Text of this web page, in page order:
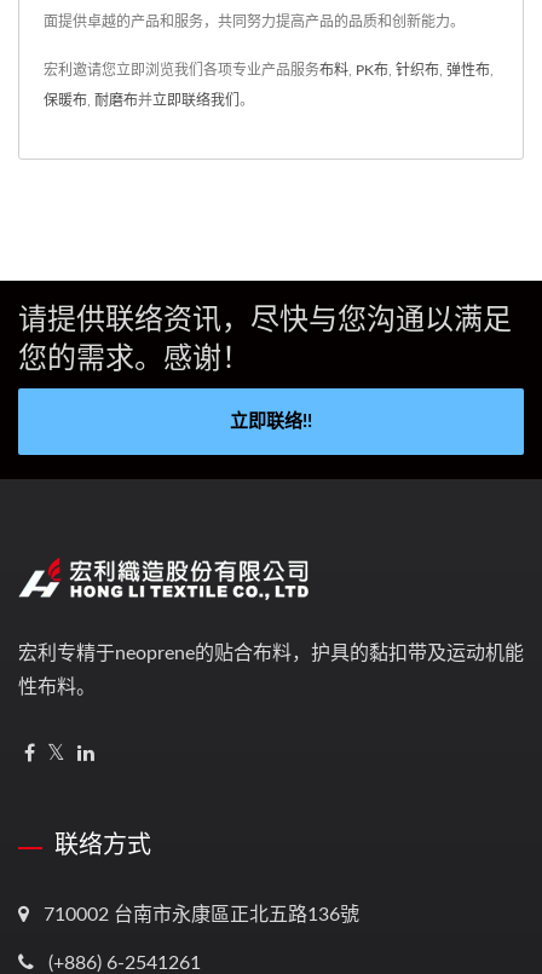
面提供卓越的产品和服务，共同努力提高产品的品质和创新能力。
宏利邀请您立即浏览我们各项专业产品服务布料 PK布 针织布 弹性布
保暖布 耐磨布并立即联络我们 。
请提供联络资讯，尽快与您沟通以满足
您的需求。感谢！
立即联络!!
宏利专精于neoprene的贴合布料，护具的黏扣带及运动机能
性布料。
联络方式
710002 台南市永康區正北五路136號
(+886) 6-2541261